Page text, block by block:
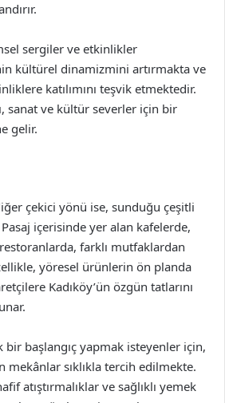
sergiler ve etkinlikler
kültürel dinamizmini artırmakta ve
katılımını teşvik etmektedir.
sanat ve kültür severler için bir
gelir.
çekici yönü ise, sunduğu çeşitli
içerisinde yer alan kafelerde,
farklı mutfaklardan
yöresel ürünlerin ön planda
Kadıköy’ün özgün tatlarını
bir başlangıç yapmak isteyenler için,
mekânlar sıklıkla tercih edilmekte.
atıştırmalıklar ve sağlıklı yemek